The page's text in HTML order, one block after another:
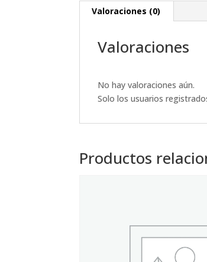
Valoraciones (0)
Valoraciones
No hay valoraciones aún.
Solo los usuarios
Productos